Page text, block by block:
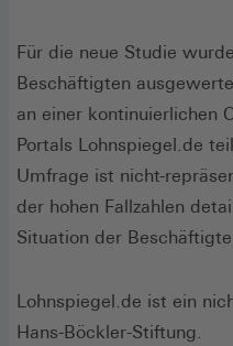
Für die neue Studie
Beschäftigten
an einer kontinuierlichen
Portals Lohnspiegel.de
Umfrage ist nicht-
der hohen Fallzahlen
Situation der
Lohnspiegel.de ist ein
Hans-Böckler-Stiftung.